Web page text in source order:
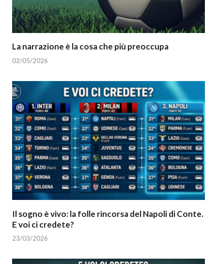
La narrazione è la cosa che più preoccupa
02/05/2026
Il sogno è vivo: la folle rincorsa del Napoli di Conte.
E voi ci credete?
23/03/2026